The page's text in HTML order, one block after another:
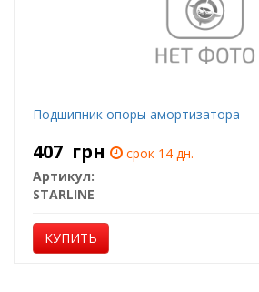
Подшипник опоры амортизатора
407 грн
срок 14 дн.
Артикул:
STARLINE
КУПИТЬ